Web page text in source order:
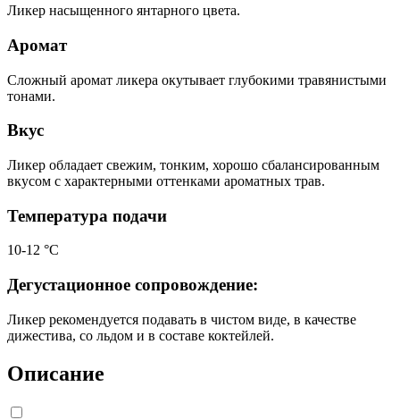
Ликер насыщенного янтарного цвета.
Аромат
Cложный аромат ликера окутывает глубокими травянистыми
тонами.
Вкус
Ликер обладает свежим, тонким, хорошо сбалансированным
вкусом с характерными оттенками ароматных трав.
Температура подачи
10-12 °С
Дегустационное сопровождение:
Ликер рекомендуется подавать в чистом виде, в качестве
дижестива, со льдом и в составе коктейлей.
Описание